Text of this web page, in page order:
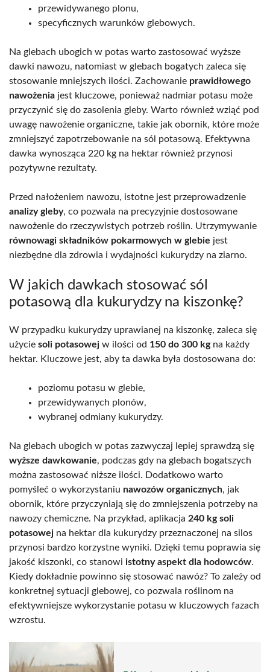
przewidywanego plonu,
specyficznych warunków glebowych.
Na glebach ubogich w potas warto zastosować wyższe
dawki nawozu, natomiast w glebach bogatych zaleca się
stosowanie mniejszych ilości. Zachowanie prawidłowego
nawożenia jest kluczowe, ponieważ nadmiar potasu może
przyczynić się do zasolenia gleby. Warto również wziąć pod
uwagę nawożenie organiczne, takie jak obornik, które może
zmniejszyć zapotrzebowanie na sól potasową. Efektywna
dawka wynosząca 220 kg na hektar również przynosi
pozytywne rezultaty.
Przed nałożeniem nawozu, istotne jest przeprowadzenie
analizy gleby, co pozwala na precyzyjnie dostosowane
nawożenie do rzeczywistych potrzeb roślin. Utrzymywanie
równowagi składników pokarmowych w glebie jest
niezbędne dla zdrowia i wydajności kukurydzy na ziarno.
W jakich dawkach stosować sól
potasową dla kukurydzy na kiszonkę?
W przypadku kukurydzy uprawianej na kiszonkę, zaleca się
użycie soli potasowej w ilości od 150 do 300 kgna każdy
hektar. Kluczowe jest, aby ta dawka była dostosowana do:
poziomu potasu w glebie,
przewidywanych plonów,
wybranej odmiany kukurydzy.
Na glebach ubogich w potas zazwyczaj lepiej sprawdzą się
wyższe dawkowanie, podczas gdy na glebach bogatszych
można zastosować niższe ilości. Dodatkowo warto
pomyśleć o wykorzystaniu nawozów organicznych, jak
obornik, które przyczyniają się do zmniejszenia potrzeby na
nawozy chemiczne. Na przykład, aplikacja 240 kg soli
potasowej na hektar dla kukurydzy przeznaczonej na silos
przynosi bardzo korzystne wyniki. Dzięki temu poprawia się
jakość kiszonki, co stanowi istotny aspekt dla hodowców.
Kiedy dokładnie powinno się stosować nawóz? To zależy od
konkretnej sytuacji glebowej, co pozwala roślinom na
efektywniejsze wykorzystanie potasu w kluczowych fazach
wzrostu.